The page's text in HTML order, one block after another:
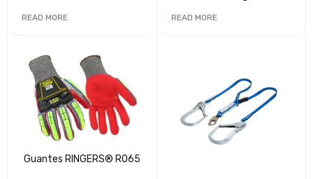
READ MORE
Guantes RINGERS® R065
READ MORE